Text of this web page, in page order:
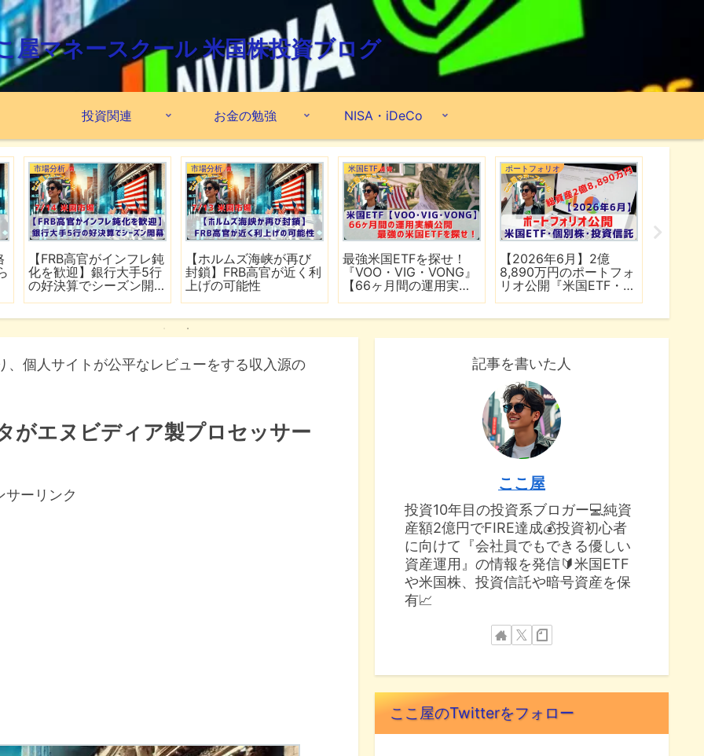
屋マネースクール 米国株投資ブログ
投資関連 お金の勉強 NISA・iDeCo
市場分析
【FRB高官がインフレ鈍
化を歓迎】銀行大手5行
の好決算でシーズン開
市場分析
【ホルムズ海峡が再び
封鎖】FRB高官が近く利
上げの可能性
米国ETF
最強米国ETFを探せ！
『VOO・VIG・VONG』
【66ヶ月間の運用実績
ポートフォリオ
【2026年6月】2億
8,890万円のポートフォ
リオ公開『米国ETF・個
個人サイトが公平なレビューをする収入源の
がエヌビディア製プロセッサー
サーリンク
記事を書いた人
ここ屋
投資10年目の投資系ブロガー💻純資
産額2億円でFIRE達成💰投資初心者
に向けて『会社員でもできる優しい
資産運用』の情報を発信🔰米国ETF
や米国株、投資信託や暗号資産を保
有📈
ここ屋のTwitterをフォロー